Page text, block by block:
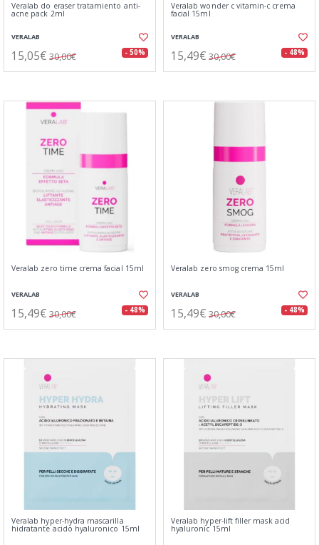
Veralab do eraser tratamiento anti-
acne pack 2ml
VERALAB
15,05€ 30,00€ - 50%
Veralab wonder c vitamin-c crema
facial 15ml
VERALAB
15,49€ 30,00€ - 48%
Veralab zero time crema facial 15ml
VERALAB
15,49€ 30,00€ - 48%
Veralab zero smog crema 15ml
VERALAB
15,49€ 30,00€ - 48%
Veralab hyper-hydra mascarilla
hidratante acido hyaluronico 15ml
Veralab hyper-lift filler mask acid
hyaluronic 15ml